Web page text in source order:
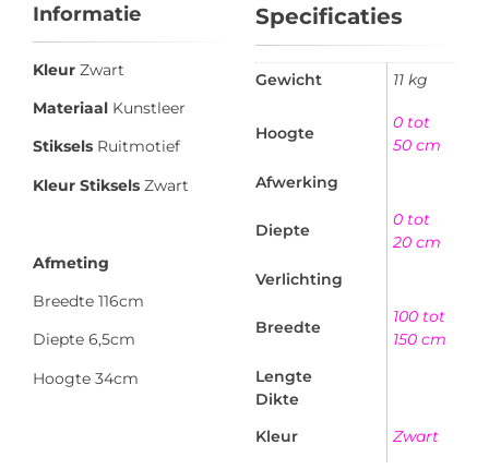
Informatie
Kleur Zwart
Materiaal Kunstleer
Stiksels Ruitmotief
Kleur Stiksels Zwart
Afmeting
Breedte 116cm
Diepte 6,5cm
Hoogte 34cm
Specificaties
Gewicht 11 kg
Hoogte
0 tot
50 cm
Afwerking
Diepte
0 tot
20 cm
Verlichting
Breedte
100 tot
150 cm
Lengte
Dikte
Kleur
Zwart